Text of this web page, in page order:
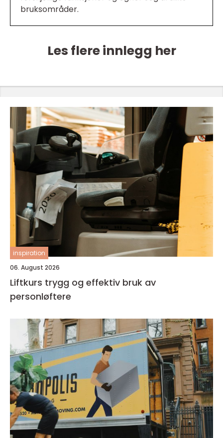
bruksområder.
Les flere innlegg her
inspiration
06. August 2026
Liftkurs trygg og effektiv bruk av
personløftere